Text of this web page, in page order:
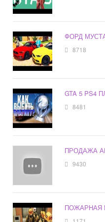
ФОРД
8718
GTA 5 PS4
8481
ПРОДАЖА
9430
ПОЖАРНАЯ